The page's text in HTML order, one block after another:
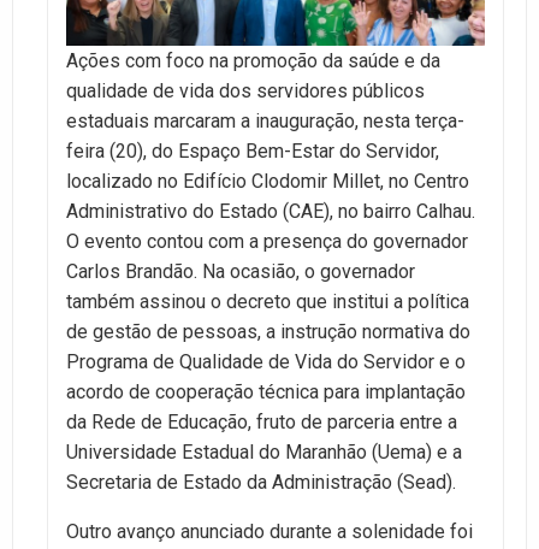
Ações com foco na promoção da saúde e da
qualidade de vida dos servidores públicos
estaduais marcaram a inauguração, nesta terça-
feira (20), do Espaço Bem-Estar do Servidor,
localizado no Edifício Clodomir Millet, no Centro
Administrativo do Estado (CAE), no bairro Calhau.
O evento contou com a presença do governador
Carlos Brandão. Na ocasião, o governador
também assinou o decreto que institui a política
de gestão de pessoas, a instrução normativa do
Programa de Qualidade de Vida do Servidor e o
acordo de cooperação técnica para implantação
da Rede de Educação, fruto de parceria entre a
Universidade Estadual do Maranhão (Uema) e a
Secretaria de Estado da Administração (Sead).
Outro avanço anunciado durante a solenidade foi